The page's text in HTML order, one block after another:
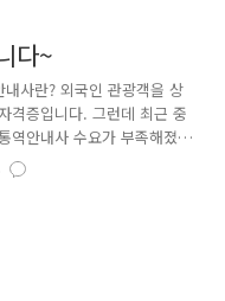
다~
사란? 외국인 관광객을 상
격증입니다. 그런데 최근 중
역안내사 수요가 부족해졌
는데요. 총 47명의 중국 동
국제범죄수사5대의 레이더